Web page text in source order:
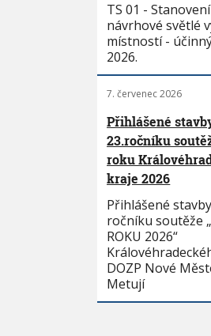
TS 01 -
návrhové světlé
místností -
2026.
7. červenec 2026
Přihlášené
23.ročníku
roku
kraje 2026
Přihlášené
ročníku soutěže
ROKU 2026“
DOZP Nové
Metují